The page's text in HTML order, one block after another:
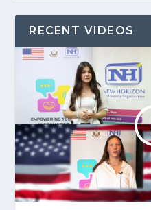
RECENT VIDEOS